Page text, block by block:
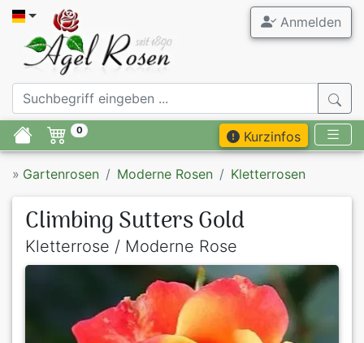
Anmelden
0 Kurzinfos
» Gartenrosen Moderne Rosen Kletterrosen
Climbing Sutters Gold
Kletterrose / Moderne Rose